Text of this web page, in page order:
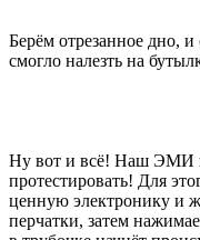
Берём отрезанное дно,
смогло налезть на
Ну вот и всё! Наш ЭМИ
протестировать! Для
ценную электронику и
перчатки, затем